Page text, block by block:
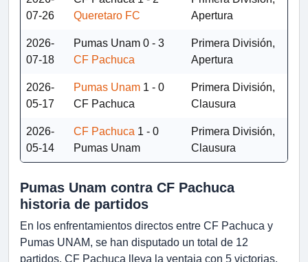
07-26
Queretaro FC
Apertura
2026-
07-18
Pumas Unam 0 - 3
CF Pachuca
Primera División,
Apertura
2026-
05-17
Pumas Unam 1 - 0
CF Pachuca
Primera División,
Clausura
2026-
05-14
CF Pachuca 1 - 0
Pumas Unam
Primera División,
Clausura
Pumas Unam contra CF Pachuca
historia de partidos
En los enfrentamientos directos entre CF Pachuca y
Pumas UNAM, se han disputado un total de 12
partidos. CF Pachuca lleva la ventaja con 5 victorias,